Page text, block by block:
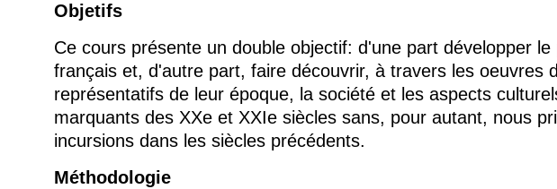
Objetifs
Ce cours présente un double objectif: d'une part développer
français et, d'autre part, faire découvrir, à travers les oeuvres
représentatifs de leur époque, la société et les aspects
marquants des XXe et XXIe siècles sans, pour autant, nous
incursions dans les siècles précédents.
Méthodologie